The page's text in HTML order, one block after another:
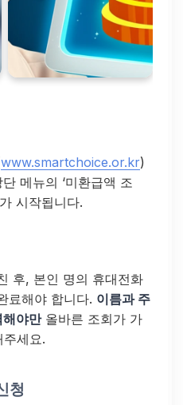
www.smartchoice.or.kr)
메뉴의 ‘미환급액 조
시작됩니다.
후, 본인 명의 휴대전화
료해야 합니다. 이름과 주
해야만올바른 조회가 가
세요.
청